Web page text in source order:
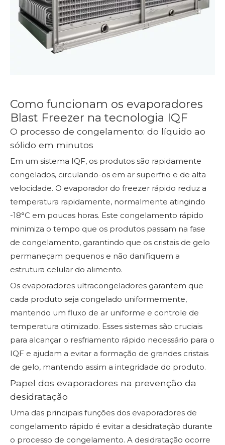
Como funcionam os evaporadores
Blast Freezer na tecnologia IQF
O processo de congelamento: do líquido ao
sólido em minutos
Em um sistema IQF, os produtos são rapidamente
congelados, circulando-os em ar superfrio e de alta
velocidade. O evaporador do freezer rápido reduz a
temperatura rapidamente, normalmente atingindo
-18°C em poucas horas. Este congelamento rápido
minimiza o tempo que os produtos passam na fase
de congelamento, garantindo que os cristais de gelo
permaneçam pequenos e não danifiquem a
estrutura celular do alimento.
Os evaporadores ultracongeladores garantem que
cada produto seja congelado uniformemente,
mantendo um fluxo de ar uniforme e controle de
temperatura otimizado. Esses sistemas são cruciais
para alcançar o resfriamento rápido necessário para o
IQF e ajudam a evitar a formação de grandes cristais
de gelo, mantendo assim a integridade do produto.
Papel dos evaporadores na prevenção da
desidratação
Uma das principais funções dos evaporadores de
congelamento rápido é evitar a desidratação durante
o processo de congelamento. A desidratação ocorre